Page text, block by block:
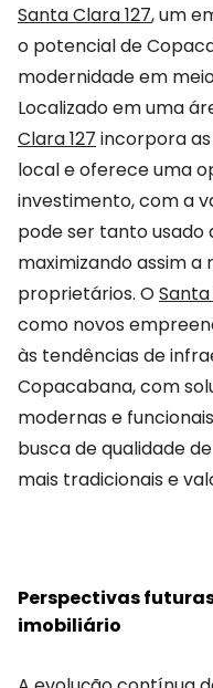
Santa Clara 127, um
o potencial de
modernidade em
Localizado em uma
Clara 127 incorpora
local e oferece uma
investimento, com a
pode ser tanto usado
maximizando assim a
proprietários. OSanta
como novos
às tendências de
Copacabana, com
modernas e
busca de qualidade
mais tradicionais e
Perspectivas
imobiliário